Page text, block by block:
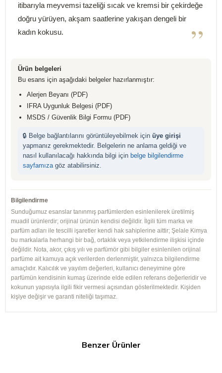
itibarıyla meyvemsi tazeliği sıcak ve kremsi bir çekirdeğe
doğru yürüyen, akşam saatlerine yakışan dengeli bir
kadın kokusu.
”
Ürün belgeleri
Bu esans için aşağıdaki belgeler hazırlanmıştır:
Alerjen Beyanı (PDF)
IFRA Uygunluk Belgesi (PDF)
MSDS / Güvenlik Bilgi Formu (PDF)
🔒 Belge bağlantılarını görüntüleyebilmek için üye girişi
yapmanız gerekmektedir. Belgelerin ne anlama geldiği ve
nasıl kullanılacağı hakkında bilgi için belge bilgilendirme
sayfamıza göz atabilirsiniz.
Bilgilendirme
Sunduğumuz esanslar tanınmış parfümlerden esinlenilerek üretilmiş
muadil ürünlerdir; orijinal ürünün kendisi değildir. İlgili tüm marka ve
parfüm adları ile tescilli işaretler kendi hak sahiplerine aittir; Şelale Kimya
bu markalarla herhangi bir bağ, ortaklık veya yetkilendirme ilişkisi içinde
değildir. Nota, akor, çıkış yılı ve parfümör gibi bilgiler esinlenilen orijinal
parfüme ait kamuya açık verilerden derlenmiştir, yalnızca bilgilendirme
amaçlıdır. Kalıcılık ve yayılım değerleri, kullanıcı deneyimine göre
parfümün kendisinin kumaş üzerinde elde edilen referans değerleridir ve
kokunun yapısıyla ilgili fikir vermesi açısından gösterilmektedir. Kişiden
kişiye değişir ve garanti niteliği taşımaz.
Benzer Ürünler